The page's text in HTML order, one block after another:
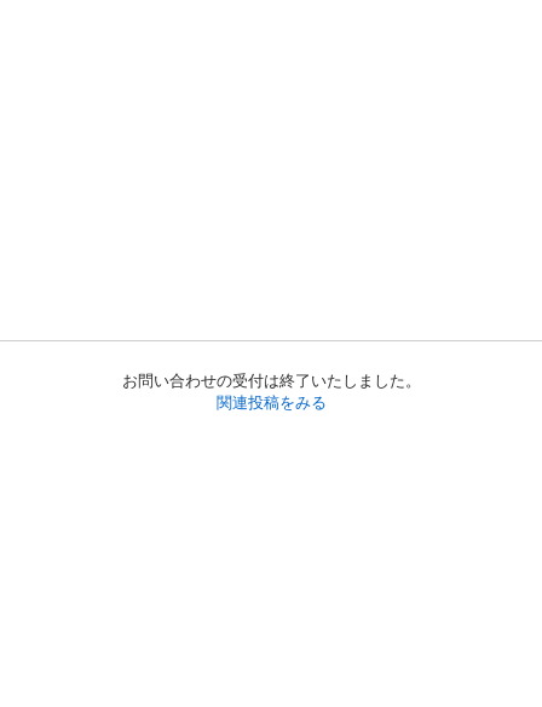
お問い合わせの受付は終了いたしました。
関連投稿をみる